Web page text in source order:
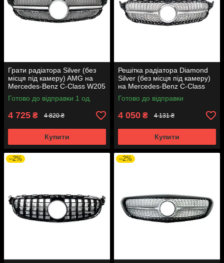
Грати радіатора Silver (без
місця під камеру) AMG на
Mercedes-Benz C-Class W205
2014-2018 року
Готово до відправки 1 од.
4 725 ₴ 4 820 ₴
Купити
Решітка радіатора Diamond
Silver (без місця під камеру)
на Mercedes-Benz C-Class
W205 2014-2018 року
Готово до відправки
4 050 ₴ 4 131 ₴
Купити
–2% –2%